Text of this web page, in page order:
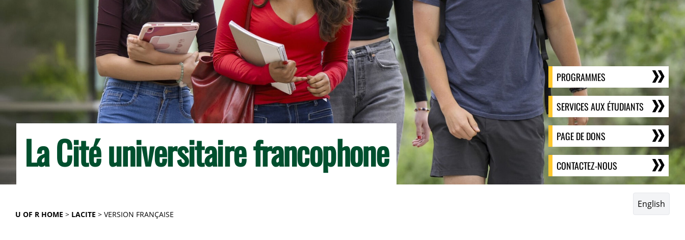
La Cité universitaire francophone
PROGRAMMES
SERVICES AUX ÉTUDIANTS
PAGE DE DONS
CONTACTEZ-NOUS
English
U OF R HOME LACITE VERSION FRANÇAISE